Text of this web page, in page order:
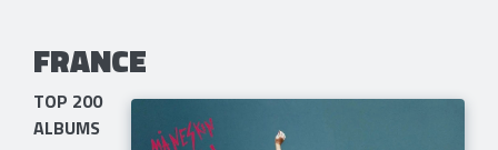
FRANCE
TOP 200
ALBUMS